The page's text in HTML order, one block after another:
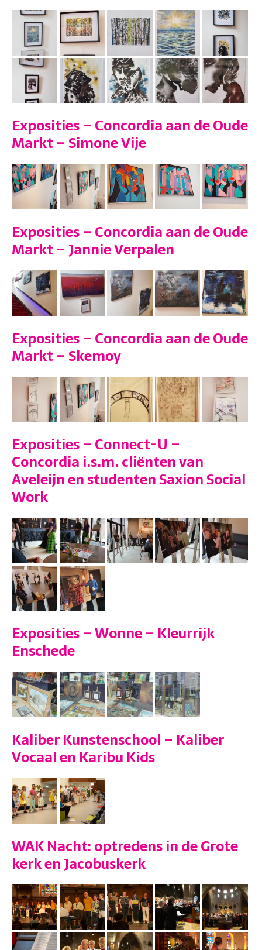
Exposities – Concordia aan de Oude
Markt – Simone Vije
Exposities – Concordia aan de Oude
Markt – Jannie Verpalen
Exposities – Concordia aan de Oude
Markt – Skemoy
Exposities – Connect-U –
Concordia i.s.m. cliënten van
Aveleijn en studenten Saxion Social
Work
Exposities – Wonne – Kleurrijk
Enschede
Kaliber Kunstenschool – Kaliber
Vocaal en Karibu Kids
WAK Nacht: optredens in de Grote
kerk en Jacobuskerk